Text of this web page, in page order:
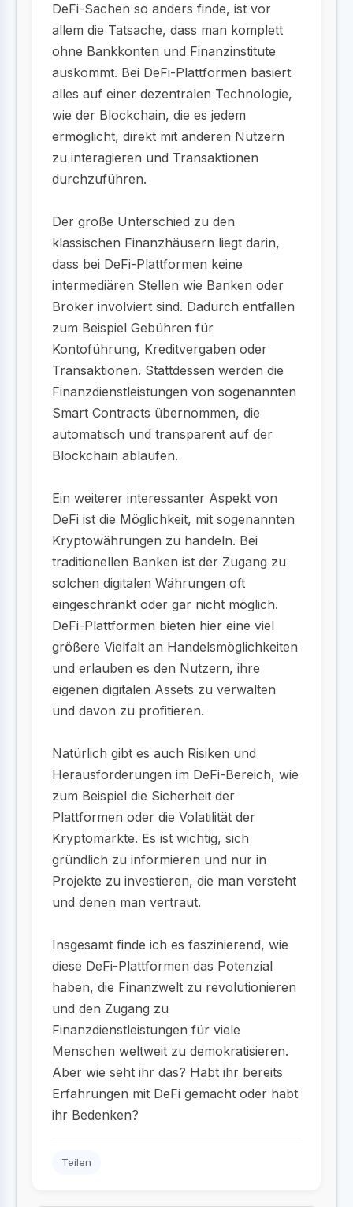
DeFi-Sachen so anders finde, ist vor
allem die Tatsache, dass man komplett
ohne Bankkonten und Finanzinstitute
auskommt. Bei DeFi-Plattformen basiert
alles auf einer dezentralen Technologie,
wie der Blockchain, die es jedem
ermöglicht, direkt mit anderen Nutzern
zu interagieren und Transaktionen
durchzuführen.
Der große Unterschied zu den
klassischen Finanzhäusern liegt darin,
dass bei DeFi-Plattformen keine
intermediären Stellen wie Banken oder
Broker involviert sind. Dadurch entfallen
zum Beispiel Gebühren für
Kontoführung, Kreditvergaben oder
Transaktionen. Stattdessen werden die
Finanzdienstleistungen von sogenannten
Smart Contracts übernommen, die
automatisch und transparent auf der
Blockchain ablaufen.
Ein weiterer interessanter Aspekt von
DeFi ist die Möglichkeit, mit sogenannten
Kryptowährungen zu handeln. Bei
traditionellen Banken ist der Zugang zu
solchen digitalen Währungen oft
eingeschränkt oder gar nicht möglich.
DeFi-Plattformen bieten hier eine viel
größere Vielfalt an Handelsmöglichkeiten
und erlauben es den Nutzern, ihre
eigenen digitalen Assets zu verwalten
und davon zu profitieren.
Natürlich gibt es auch Risiken und
Herausforderungen im DeFi-Bereich, wie
zum Beispiel die Sicherheit der
Plattformen oder die Volatilität der
Kryptomärkte. Es ist wichtig, sich
gründlich zu informieren und nur in
Projekte zu investieren, die man versteht
und denen man vertraut.
Insgesamt finde ich es faszinierend, wie
diese DeFi-Plattformen das Potenzial
haben, die Finanzwelt zu revolutionieren
und den Zugang zu
Finanzdienstleistungen für viele
Menschen weltweit zu demokratisieren.
Aber wie seht ihr das? Habt ihr bereits
Erfahrungen mit DeFi gemacht oder habt
ihr Bedenken?
Teilen